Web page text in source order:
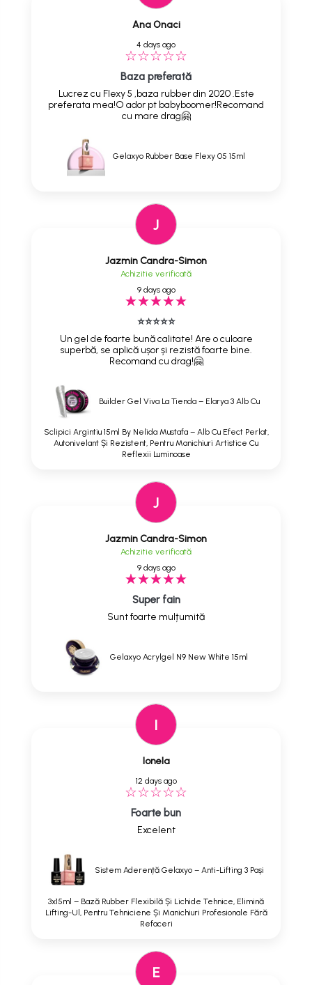
Ana Onaci
4 days ago
Baza preferată
Lucrez cu Flexy 5 ,baza rubber din 2020 .Este
preferata mea!O ador pt babyboomer!Recomand
cu mare drag🤗
Gelaxyo Rubber Base Flexy 05 15ml
J
Jazmin Candra-Simon
Achizitie verificată
9 days ago
⭐⭐⭐⭐⭐
Un gel de foarte bună calitate! Are o culoare
superbă, se aplică ușor și rezistă foarte bine.
Recomand cu drag!🤗
Builder Gel Viva La Tienda – Elarya 3 Alb Cu
Sclipici Argintiu 15ml By Nelida Mustafa – Alb Cu Efect Perlat,
Autonivelant Și Rezistent, Pentru Manichiuri Artistice Cu
Reflexii Luminoase
J
Jazmin Candra-Simon
Achizitie verificată
9 days ago
Super fain
Sunt foarte mulțumită
Gelaxyo Acrylgel N9 New White 15ml
I
Ionela
12 days ago
Foarte bun
Excelent
Sistem Aderență Gelaxyo – Anti-Lifting 3 Pași
3x15ml – Bază Rubber Flexibilă Și Lichide Tehnice, Elimină
Lifting-Ul, Pentru Tehniciene Și Manichiuri Profesionale Fără
Refaceri
E